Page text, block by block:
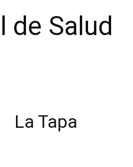
de Salud
La Tapa